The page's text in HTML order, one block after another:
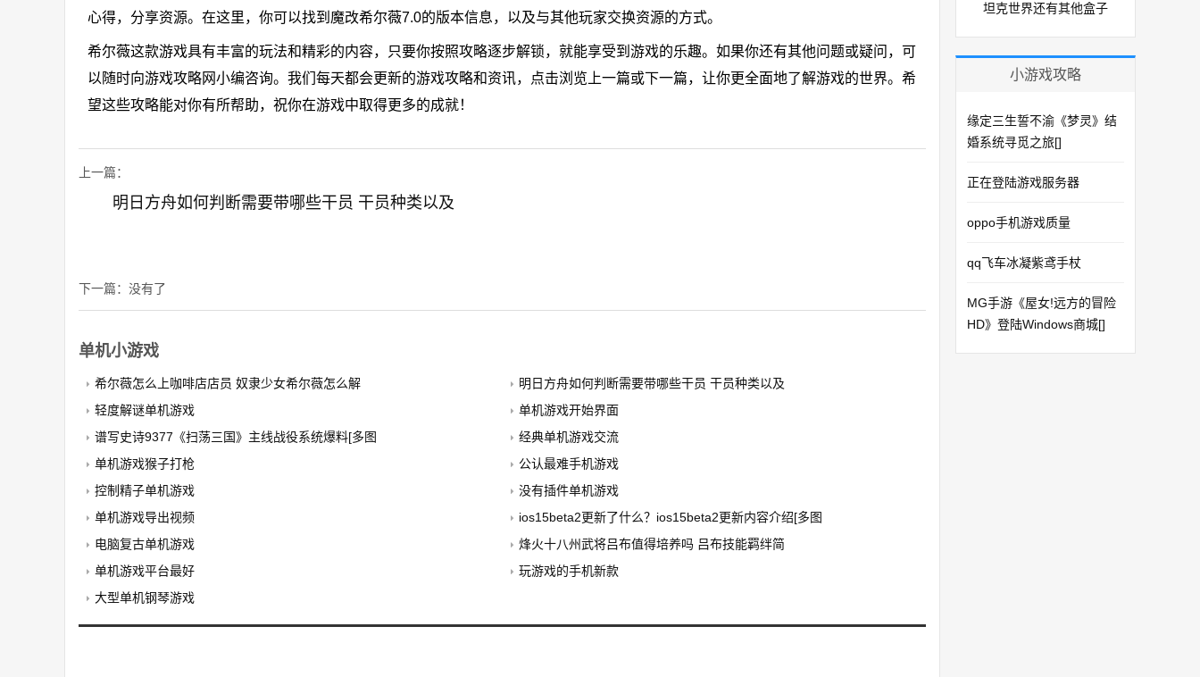
心得，分享资源。在这里，你可以找到魔改希尔薇7.0的版本信息，以及与其他玩家交换资源的方式。
希尔薇这款游戏具有丰富的玩法和精彩的内容，只要你按照攻略逐步解锁，就能享受到游戏的乐趣。如果你还有其他问题或疑问，可
以随时向游戏攻略网小编咨询。我们每天都会更新的游戏攻略和资讯，点击浏览上一篇或下一篇，让你更全面地了解游戏的世界。希
望这些攻略能对你有所帮助，祝你在游戏中取得更多的成就！
上一篇：
明日方舟如何判断需要带哪些干员 干员种类以及
下一篇：没有了
单机小游戏
希尔薇怎么上咖啡店店员 奴隶少女希尔薇怎么解
明日方舟如何判断需要带哪些干员 干员种类以及
轻度解谜单机游戏
单机游戏开始界面
谱写史诗9377《扫荡三国》主线战役系统爆料[多图
经典单机游戏交流
单机游戏猴子打枪
公认最难手机游戏
控制精子单机游戏
没有插件单机游戏
单机游戏导出视频
ios15beta2更新了什么？ios15beta2更新内容介绍[多图
电脑复古单机游戏
烽火十八州武将吕布值得培养吗 吕布技能羁绊简
单机游戏平台最好
玩游戏的手机新款
大型单机钢琴游戏
坦克世界还有其他盒子
小游戏攻略
缘定三生誓不渝《梦灵》结
婚系统寻觅之旅[]
正在登陆游戏服务器
oppo手机游戏质量
qq飞车冰凝紫鸢手杖
MG手游《屋女!远方的冒险
HD》登陆Windows商城[]